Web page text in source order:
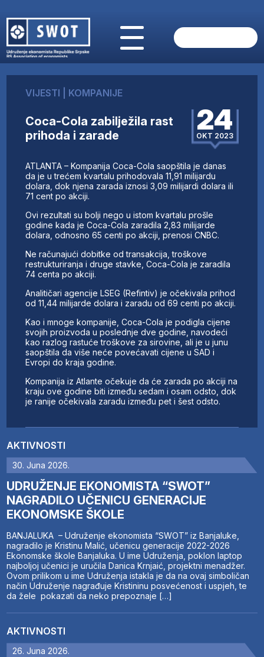
O NAMA
AKTUELNO
ANALIZE
FINANSIJE
IZ STRANIH MEDIJA
AKTIVNOSTI
SWOT INTERVJU
UČLANI SE
KONTAKT
AKTIVNOSTI
30. Juna 2026.
UDRUŽENJE EKONOMISTA “SWOT”
NAGRADILO UČENICU GENERACIJE
EKONOMSKE ŠKOLE
BANJALUKA – Udruženje ekonomista “SWOT” iz Banjaluke,
nagradilo je Kristinu Malić, učenicu generacije 2022-2026
Ekonomske škole Banjaluka. U ime Udruženja, poklon laptop
najboljoj učenici je uručila Danica Krnjaić, projektni menadžer.
Ovom prilikom u ime Udruženja istakla je da na ovaj simboličan
način Udruženje nagrađuje Kristininu posvećenost i uspjeh, te
da žele pokazati da neko prepoznaje […]
AKTIVNOSTI
26. Juna 2026.
VIJESTI KOMPANIJE
Coca-Cola zabilježila rast
prihoda i zarade
24
OKT 2023
ATLANTA – Kompanija Coca-Cola saopštila je danas
da je u trećem kvartalu prihodovala 11,91 milijardu
dolara, dok njena zarada iznosi 3,09 milijardi dolara ili
71 cent po akciji.
Ovi rezultati su bolji nego u istom kvartalu prošle
godine kada je Coca-Cola zaradila 2,83 milijarde
dolara, odnosno 65 centi po akciji, prenosi CNBC.
Ne računajući dobitke od transakcija, troškove
restrukturiranja i druge stavke, Coca-Cola je zaradila
74 centa po akciji.
Analitičari agencije LSEG (Refintiv) je očekivala prihod
od 11,44 milijarde dolara i zaradu od 69 centi po akciji.
Kao i mnoge kompanije, Coca-Cola je podigla cijene
svojih proizvoda u poslednje dve godine, navodeći
kao razlog rastuće troškove za sirovine, ali je u junu
saopštila da više neće povećavati cijene u SAD i
Evropi do kraja godine.
Kompanija iz Atlante očekuje da će zarada po akciji na
kraju ove godine biti između sedam i osam odsto, dok
je ranije očekivala zaradu između pet i šest odsto.